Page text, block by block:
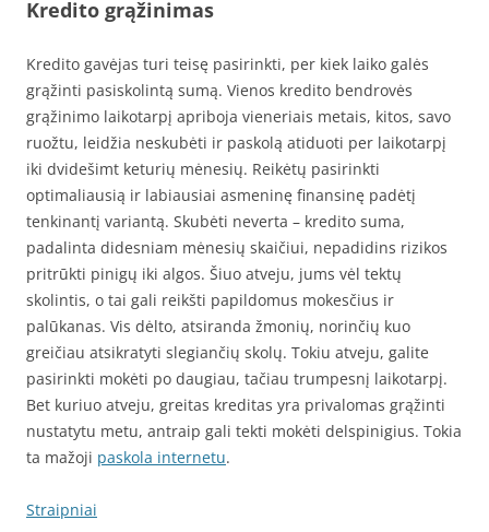
Kredito grąžinimas
Kredito gavėjas turi teisę pasirinkti, per kiek laiko galės
grąžinti pasiskolintą sumą. Vienos kredito bendrovės
grąžinimo laikotarpį apriboja vieneriais metais, kitos, savo
ruožtu, leidžia neskubėti ir paskolą atiduoti per laikotarpį
iki dvidešimt keturių mėnesių. Reikėtų pasirinkti
optimaliausią ir labiausiai asmeninę finansinę padėtį
tenkinantį variantą. Skubėti neverta – kredito suma,
padalinta didesniam mėnesių skaičiui, nepadidins rizikos
pritrūkti pinigų iki algos. Šiuo atveju, jums vėl tektų
skolintis, o tai gali reikšti papildomus mokesčius ir
palūkanas. Vis dėlto, atsiranda žmonių, norinčių kuo
greičiau atsikratyti slegiančių skolų. Tokiu atveju, galite
pasirinkti mokėti po daugiau, tačiau trumpesnį laikotarpį.
Bet kuriuo atveju, greitas kreditas yra privalomas grąžinti
nustatytu metu, antraip gali tekti mokėti delspinigius. Tokia
ta mažoji paskola internetu.
Straipniai